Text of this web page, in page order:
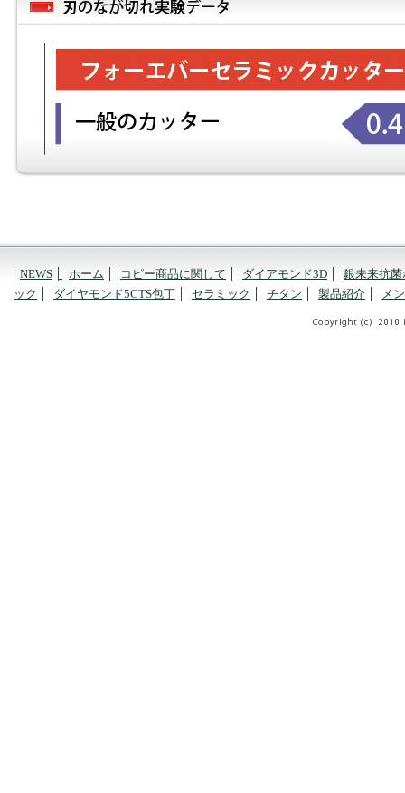
NEWS ホーム コピー商品に関して ダイアモンド3D
銀未来抗菌
ック
ダイヤモンド5CTS包丁 セラミック チタン 製品紹介 メ